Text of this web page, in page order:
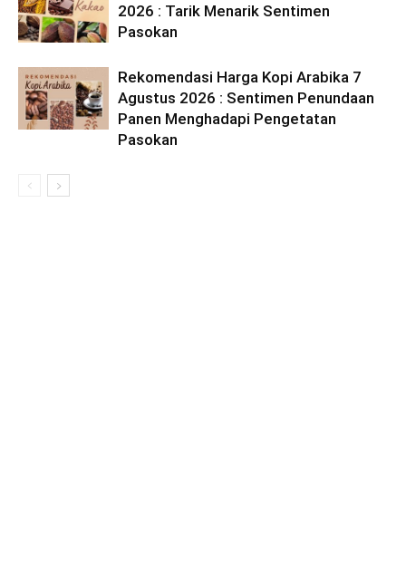
2026 : Tarik Menarik Sentimen
Pasokan
Rekomendasi Harga Kopi Arabika 7
Agustus 2026 : Sentimen Penundaan
Panen Menghadapi Pengetatan
Pasokan